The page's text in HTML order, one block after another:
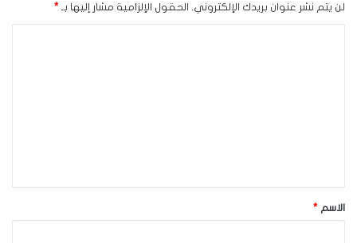
لن يتم نشر عنوان بريدك الإلكتروني. الحقول الإلزامية مشار إليها بـ *
*الاسم *